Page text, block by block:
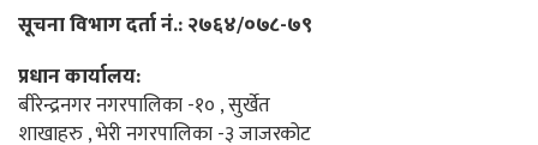
सूचना विभाग दर्ता नं.: २७६४/०७८-७९
प्रधान कार्यालय:
बीरेन्द्रनगर नगरपालिका -१० , सुर्खेत
शाखाहरु , भेरी नगरपालिका -३ जाजरकोट